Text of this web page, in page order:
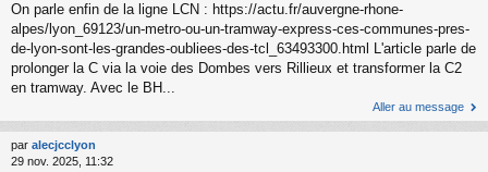
On parle enfin de la ligne LCN : https://actu.fr/auvergne-rhone-
alpes/lyon_69123/un-metro-ou-un-tramway-express-ces-communes-pres-
de-lyon-sont-les-grandes-oubliees-des-tcl_63493300.html L'article parle de
prolonger la C via la voie des Dombes vers Rillieux et transformer la C2
en tramway. Avec le BH...
Aller au message
par alecjcclyon
29 nov. 2025, 11:32